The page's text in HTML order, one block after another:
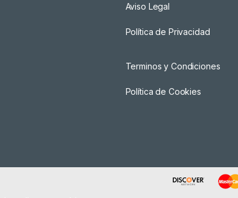
Aviso Legal
Política de Privacidad
Terminos y Condiciones
Política de Cookies